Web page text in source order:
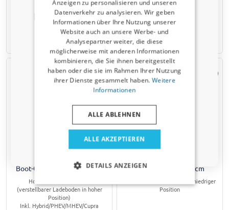
€ 241,00
Ab Lager verfügbar
€ 257,00
Ab Lager verfügbar
Kofferraumwanne passend
für Seat Leon (KL) 2020-
Boot-Guard 92 x 60 x 33 cm
Hoher Kofferraumboden
(verstellbarer Ladeboden in hoher
Position)
Inkl. Hybrid/PHEV/MHEV/Cupra
Kofferraumwanne passend
für Seat Leon Sportstourer
Guard 92 x 70 x 33 cm
Verstellbarer Ladeboden in niedriger
Position
Anzeigen zu personalisieren und unseren
Datenverkehr zu analysieren. Wir geben
Informationen über Ihre Nutzung unserer
Website auch an unsere Werbe- und
Analysepartner weiter, die diese
möglicherweise mit anderen Informationen
kombinieren, die Sie ihnen bereitgestellt
haben oder die sie im Rahmen Ihrer Nutzung
ihrer Dienste gesammelt haben. Weitere
Informationen
ALLE AKZEPTIEREN
ALLE ABLEHNEN
DETAILS ANZEIGEN
Rabattcode von 5 % erhalten?
​Verraten Sie uns, wofür Sie einkaufen, um
Ihren Rabatt zu erhalten. Ich kaufe ein für mein:
Auto
Nutzfahrzeug
Haustier